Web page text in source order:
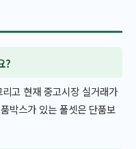
?
고 현재 중고시장 실거래가
박스가 있는 풀셋은 단품보